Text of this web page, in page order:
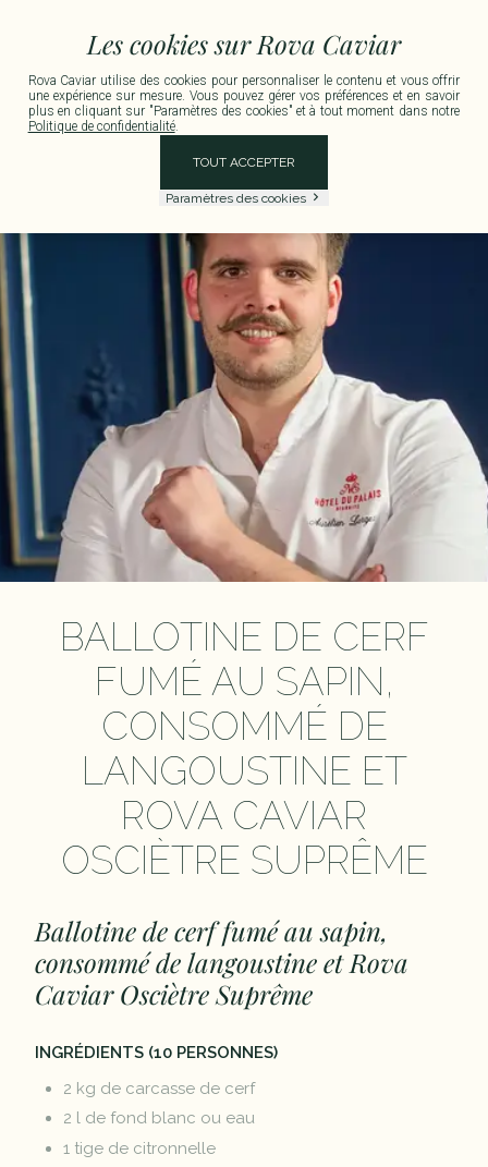
Les cookies sur Rova Caviar
Rova Caviar utilise des cookies pour personnaliser le contenu et vous offrir
une expérience sur mesure. Vous pouvez gérer vos préférences et en savoir
plus en cliquant sur "Paramètres des cookies" et à tout moment dans notre
Politique de confidentialité.
TOUT ACCEPTER
Paramètres des cookies
BALLOTINE DE CERF
FUMÉ AU SAPIN,
CONSOMMÉ DE
LANGOUSTINE ET
ROVA CAVIAR
OSCIÈTRE SUPRÊME
Ballotine de cerf fumé au sapin,
consommé de langoustine et Rova
Caviar Osciètre Suprême
INGRÉDIENTS (10 PERSONNES)
2 kg de carcasse de cerf
2 l de fond blanc ou eau
1 tige de citronnelle